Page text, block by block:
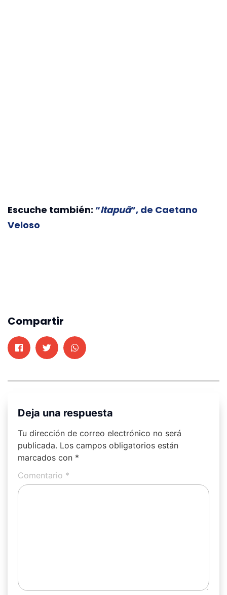
Escuche también: “Itapuã”, de Caetano
Veloso
Compartir
Deja una respuesta
Tu dirección de correo electrónico no será
publicada. Los campos obligatorios están
marcados con *
Comentario *